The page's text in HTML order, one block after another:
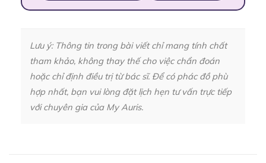
Lưu ý: Thông tin trong bài viết chỉ mang tính chất
tham khảo, không thay thế cho việc chẩn đoán
hoặc chỉ định điều trị từ bác sĩ. Để có phác đồ phù
hợp nhất, bạn vui lòng đặt lịch hẹn tư vấn trực tiếp
với chuyên gia của My Auris.